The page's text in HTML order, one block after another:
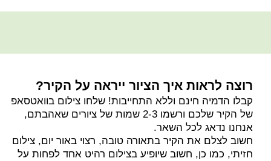
רוצה לראות איך הציור ייראה על הקיר?
קבלו הדמיה חינם וללא התחייבות! שלחו צילום בוואטסאפ
של הקיר שלכם ורשמו 2-3 שמות של ציורים שאהבתם,
אנחנו נדאג לכל השאר.
חשוב לצלם את הקיר בתאורה טובה, רצוי באור יום, צילום
חזיתי, כמו כן, חשוב שיופיע בצילום רהיט אחד לפחות על